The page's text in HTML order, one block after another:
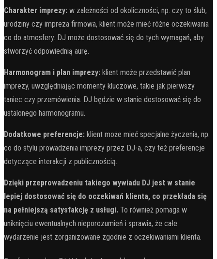
Charakter imprezy: w zależności od okoliczności, np. czy to ślub,
urodziny czy impreza firmowa, klient może mieć różne oczekiwania
co do atmosfery. DJ może dostosować się do tych wymagań, aby
stworzyć odpowiednią aurę.
Harmonogram i plan imprezy: klient może przedstawić plan
imprezy, uwzględniając momenty kluczowe, takie jak pierwszy
taniec czy przemówienia. DJ będzie w stanie dostosować się do
ustalonego harmonogramu.
Dodatkowe preferencje: klient może mieć specjalne życzenia, np.
co do stylu prowadzenia imprezy przez DJ-a, czy też preferencje
dotyczące interakcji z publicznością.
Dzięki przeprowadzeniu takiego wywiadu DJ jest w stanie
lepiej dostosować się do oczekiwań klienta, co przekłada się
na pełniejszą satysfakcję z usługi. To również pomaga w
uniknięciu ewentualnych nieporozumień i sprawia, że całe
wydarzenie jest zorganizowane zgodnie z oczekiwaniami klienta.